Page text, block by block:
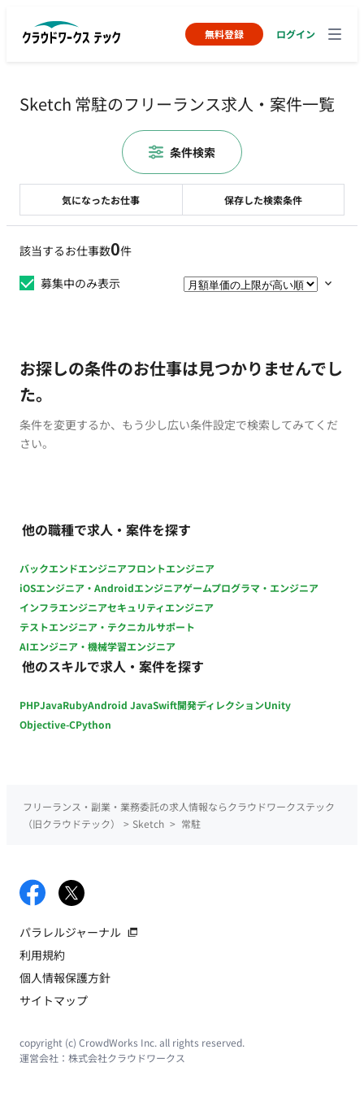
無料登録 ログイン
Sketch 常駐のフリーランス求人・案件一覧
該当するお仕事数0件
募集中のみ表示
お探しの条件のお仕事は見つかりませんでし
た。
条件を変更するか、もう少し広い条件設定で検索してみてくだ
さい。
他の職種で求人・案件を探す
バックエンドエンジニアフロントエンジニア
iOSエンジニア・Androidエンジニアゲームプログラマ・エンジニア
インフラエンジニアセキュリティエンジニア
テストエンジニア・テクニカルサポート
AIエンジニア・機械学習エンジニア
他のスキルで求人・案件を探す
PHPJavaRubyAndroid JavaSwift開発ディレクションUnity
Objective-CPython
気になったお仕事 保存した検索条件
条件検索
フリーランス・副業・業務委託の求人情報ならクラウドワークステック
（旧クラウドテック）
> Sketch > 常駐
パラレルジャーナル
利用規約
個人情報保護方針
サイトマップ
copyright (c) CrowdWorks Inc. all rights reserved.
運営会社： 株式会社クラウドワークス